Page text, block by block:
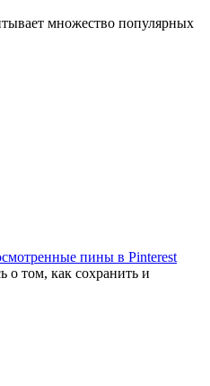
множество популярных
пины в Pinterest
о том, как сохранить и